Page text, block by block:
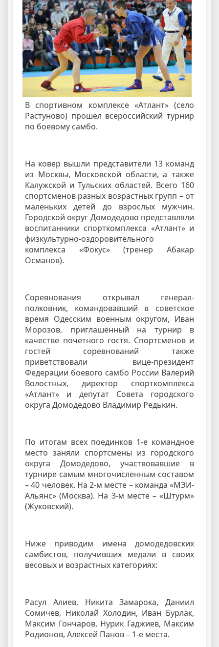
В спортивном комплексе «Атлант» (село
Растуново) прошёл всероссийский турнир
по боевому самбо.
На ковер вышли представители 13 команд
из Москвы, Московской области, а также
Калужской и Тульских областей. Всего 160
спортсменов разных возрастных групп – от
маленьких детей до взрослых мужчин.
Городской округ Домодедово представляли
воспитанники спорткомплекса «Атлант» и
физкультурно-оздоровительного
комплекса «Фокус» (тренер Абакар
Османов).
Соревнования открывал генерал-
полковник, командовавший в советское
время Одесским военным округом, Иван
Морозов, приглашённый на турнир в
качестве почетного гостя. Спортсменов и
гостей соревнований также
приветствовали вице-президент
Федерации боевого самбо России Валерий
Волостных, директор спорткомплекса
«Атлант» и депутат Совета городского
округа Домодедово Владимир Редькин.
По итогам всех поединков 1-е командное
место заняли спортсмены из городского
округа Домодедово, участвовавшие в
турнире самым многочисленным составом
– 40 человек. На 2-м месте – команда «МЭИ-
Альянс» (Москва). На 3-м месте – «Штурм»
(Жуковский).
Ниже приводим имена домодедовских
самбистов, получивших медали в своих
весовых и возрастных категориях:
Расул Алиев, Никита Замарока, Даниил
Сомичев, Николай Холодин, Иван Бурлак,
Максим Гончаров, Нурик Гаджиев, Максим
Родионов, Алексей Панов – 1-е места.